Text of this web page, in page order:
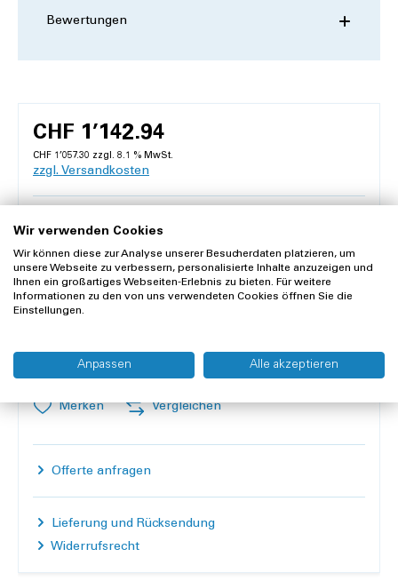
Bewertungen
CHF 1’142.94
CHF 1’057.30 zzgl. 8.1 % MwSt.
zzgl. Versandkosten
Lieferzeit 1-3 Werktage
Inhalt:1 Stück
Anzahl
In den Warenkorb
Merken Vergleichen
Offerte anfragen
Lieferung und Rücksendung
Widerrufsrecht
Wir verwenden Cookies
Wir können diese zur Analyse unserer Besucherdaten platzieren, um
unsere Webseite zu verbessern, personalisierte Inhalte anzuzeigen und
Ihnen ein großartiges Webseiten-Erlebnis zu bieten. Für weitere
Informationen zu den von uns verwendeten Cookies öffnen Sie die
Einstellungen.
Anpassen Alle akzeptieren